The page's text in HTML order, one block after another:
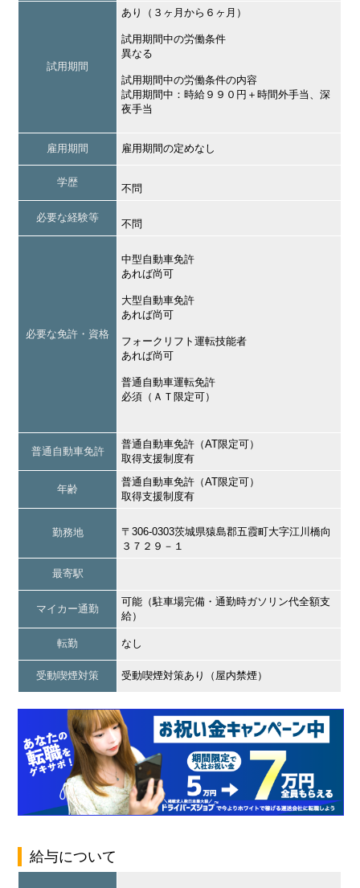
試用期間
あり（３ヶ月から６ヶ月）
試用期間中の労働条件
異なる
試用期間中の労働条件の内容
試用期間中：時給９９０円＋時間外手当、深
夜手当
雇用期間 雇用期間の定めなし
学歴
不問
必要な経験等
不問
必要な免許・資格
中型自動車免許
あれば尚可
大型自動車免許
あれば尚可
フォークリフト運転技能者
あれば尚可
普通自動車運転免許
必須（ＡＴ限定可）
普通自動車免許
普通自動車免許（AT限定可）
取得支援制度有
年齢
普通自動車免許（AT限定可）
取得支援制度有
勤務地
〒306-0303茨城県猿島郡五霞町大字江川橋向
３７２９－１
最寄駅
マイカー通勤
可能（駐車場完備・通勤時ガソリン代全額支
給）
転勤 なし
受動喫煙対策 受動喫煙対策あり（屋内禁煙）
給与について